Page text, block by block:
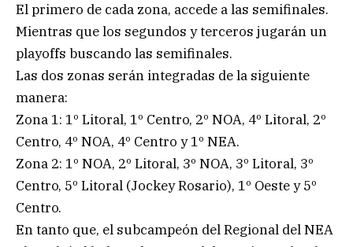
El primero de cada zona, accede a las semifinales.
Mientras que los segundos y terceros jugarán un
playoffs buscando las semifinales.
Las dos zonas serán integradas de la siguiente
manera:
Zona 1: 1º Litoral, 1º Centro, 2º NOA, 4º Litoral, 2º
Centro, 4º NOA, 4º Centro y 1º NEA.
Zona 2: 1º NOA, 2º Litoral, 3º NOA, 3º Litoral, 3º
Centro, 5º Litoral (Jockey Rosario), 1º Oeste y 5º
Centro.
En tanto que, el subcampeón del Regional del NEA